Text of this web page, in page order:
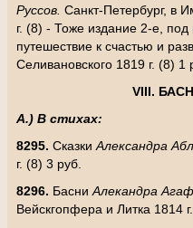
Руссов. Санкт-Петербург, в
г. (8) - Тоже издание 2-е,
путешествие к счастью и
Селивановского 1819 г. (8) 1
VIII.
А.) В стихах:
8295. Сказки Александра
г. (8) 3 руб.
8296. Басни Алекандра
Вейскгопфера и Литка 1814